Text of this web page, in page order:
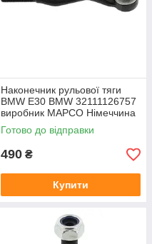
Наконечник рульової тяги
BMW E30 BMW 32111126757
виробник MAPCO Німеччина
Готово до відправки
490 ₴
Купити